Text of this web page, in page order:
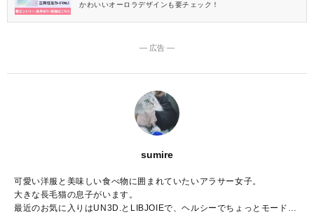
かわいいオーロラデザインも要チェック！
― 広告 ―
sumire
可愛い洋服と美味しい食べ物に囲まれていたいアラサー女子。
大きな長毛猫の息子がいます。
最近のお気に入りはUN3D.とLIBJOIEで、ヘルシーでちょっとモードな